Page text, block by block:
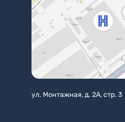
ул. Монтажная, д. 2А, стр. 3